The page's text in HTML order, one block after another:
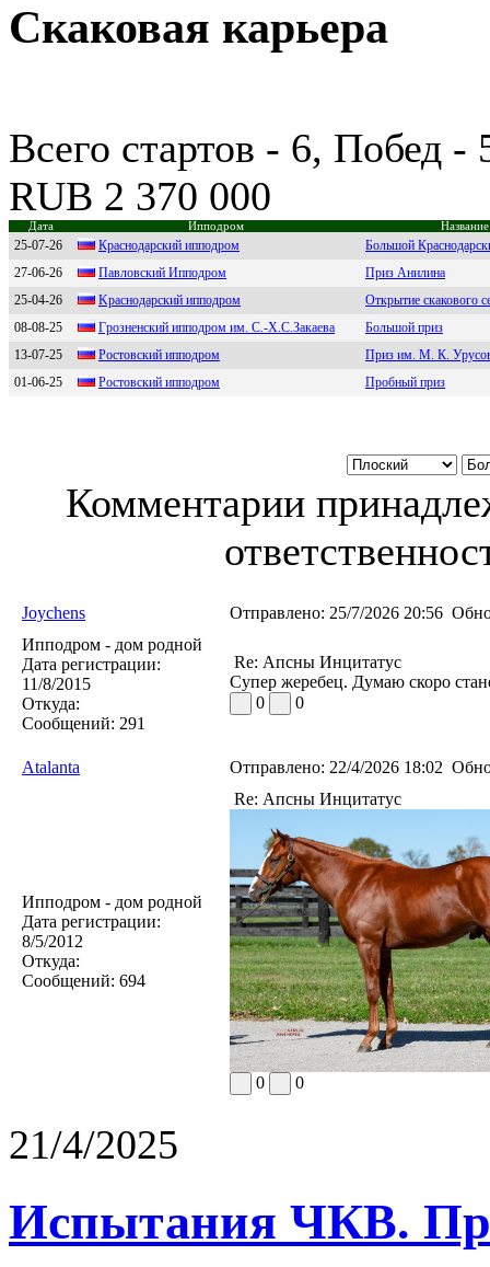
Скаковая карьера
Всего стартов - 6, Побед
RUB 2 370 000
Дата Ипподром
25-07-26 Кpacнoдapcкий иппoдpoм
Большой
27-06-26
Павлoвcкий Иппoдрoм
Приз Анилина
25-04-26
Kраcнодарcкий ипподром
Открытие скакового
08-08-25
Гpозненский ипподpом им. С.-Х.С.Зaкaевa
Большой приз
13-07-25
Рocтoвcкий иппoдрoм
Приз им. М. К.
01-06-25
Ростовский ипподpом Пробный приз
Комментарии
Joychens Отправлено: 25/7/2026 20:56
Ипподром - дом родной
Дата регистрации:
11/8/2015
Откуда:
Сообщений: 291
Re: Апсны Инцитатус
Супер жеребец. Думаю скоро
0
0
Atalanta Отправлено: 22/4/2026 18:02
Ипподром - дом родной
Дата регистрации:
8/5/2012
Откуда:
Сообщений: 694
Re: Апсны Инцитатус
0 0
21/4/2025
Испытания ЧКВ.